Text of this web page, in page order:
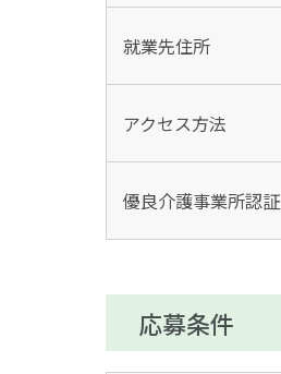
就業先住所
アクセス方法
優良介護事業所認証
応募条件